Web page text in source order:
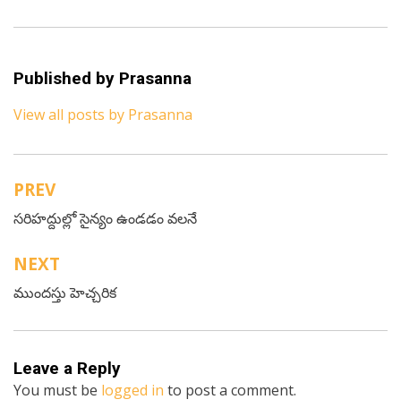
Published by Prasanna
View all posts by Prasanna
Post
navigation
PREV
సరిహద్దుల్లో సైన్యం ఉండడం వలనే
NEXT
ముందస్తు హెచ్చరిక
Leave a Reply
You must be logged in to post a comment.